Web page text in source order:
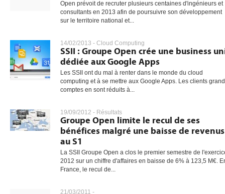
Open prévoit de recruter plusieurs centaines d'ingénieurs et
consultants en 2013 afin de poursuivre son développement
sur le territoire national et...
14/02/2013 - Cloud Computing
SSII : Groupe Open crée une business
dédiée aux Google Apps
Les SSII ont du mal à renter dans le monde du cloud
computing et à se mettre aux Google Apps. Les clients
comptes en sont réduits à...
19/09/2012 - Résultats
Groupe Open limite le recul de ses
bénéfices malgré une baisse de revenus
au S1
La SSII Groupe Open a clos le premier semestre de
2012 sur un chiffre d'affaires en baisse de 6% à 123,5 M€.
France, le recul de...
21/03/2011 -